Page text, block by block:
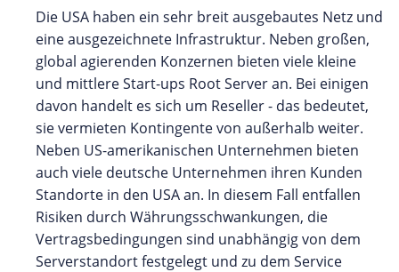
Die USA haben ein sehr breit ausgebautes Netz und
eine ausgezeichnete Infrastruktur. Neben großen,
global agierenden Konzernen bieten viele kleine
und mittlere Start-ups Root Server an. Bei einigen
davon handelt es sich um Reseller - das bedeutet,
sie vermieten Kontingente von außerhalb weiter.
Neben US-amerikanischen Unternehmen bieten
auch viele deutsche Unternehmen ihren Kunden
Standorte in den USA an. In diesem Fall entfallen
Risiken durch Währungsschwankungen, die
Vertragsbedingungen sind unabhängig von dem
Serverstandort festgelegt und zu dem Service